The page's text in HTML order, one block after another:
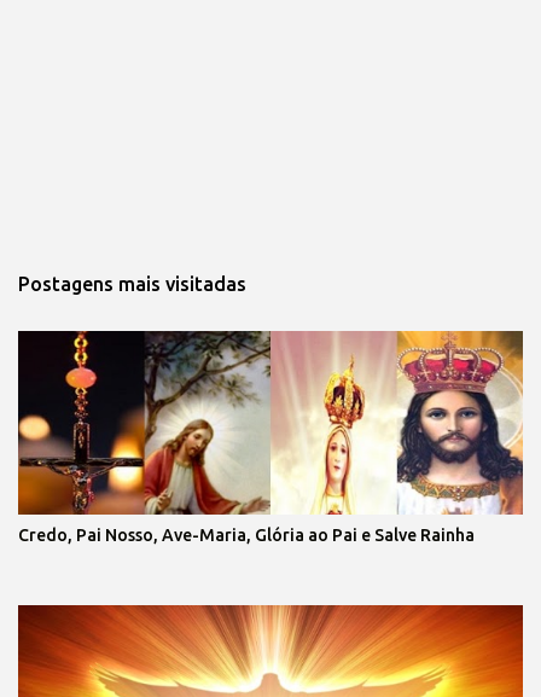
Postagens mais visitadas
Credo, Pai Nosso, Ave-Maria, Glória ao Pai e Salve Rainha